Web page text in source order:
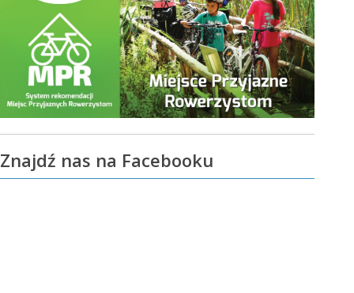
Znajdź nas na Facebooku